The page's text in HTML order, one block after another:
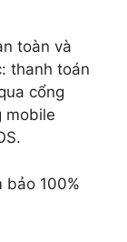
toàn và
thanh toán
cổng
mobile
bảo 100%